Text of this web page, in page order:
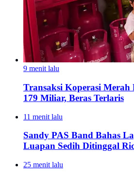
9 menit lalu
Transaksi Koperasi Merah
179 Miliar, Beras Terlaris
11 menit lalu
Sandy PAS Band Bahas
Luapan Sedih Ditinggal
25 menit lalu